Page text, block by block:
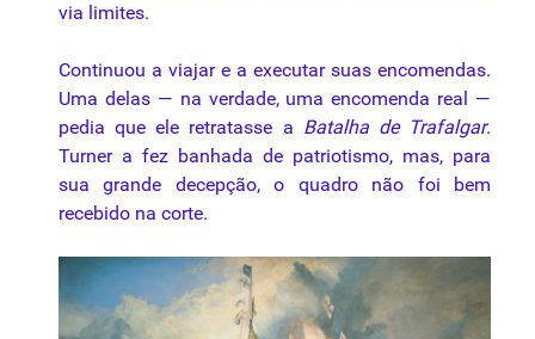
via limites.
Continuou a viajar e a executar suas encomendas.
Uma delas — na verdade, uma encomenda real —
pedia que ele retratasse a Batalha de Trafalgar.
Turner a fez banhada de patriotismo, mas, para
sua grande decepção, o quadro não foi bem
recebido na corte.